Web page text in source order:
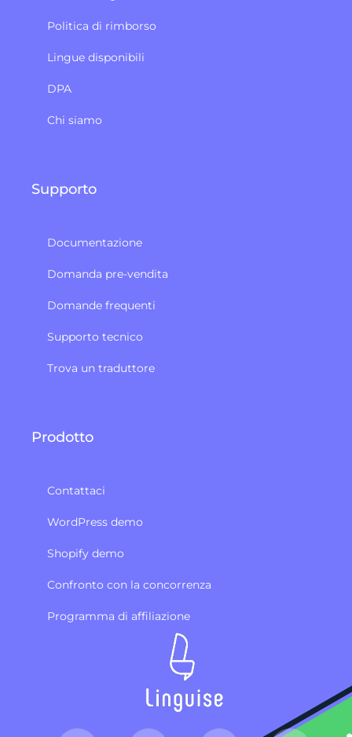
Politica di rimborso
Lingue disponibili
DPA
Chi siamo
Supporto
Documentazione
Domanda pre-vendita
Domande frequenti
Supporto tecnico
Trova un traduttore
Prodotto
Contattaci
WordPress demo
Shopify demo
Confronto con la concorrenza
Programma di affiliazione